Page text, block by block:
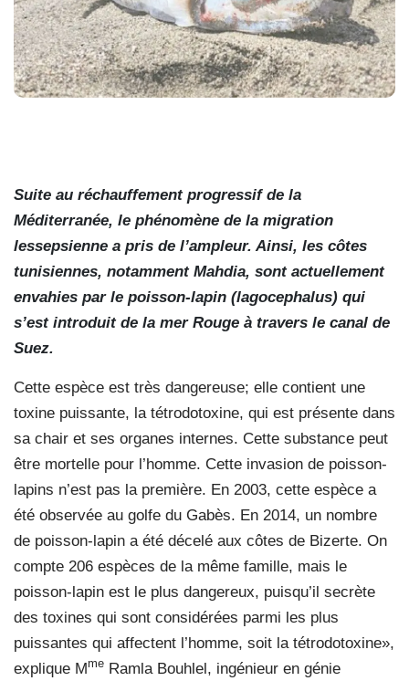
Suite au réchauffement progressif de la
Méditerranée, le phénomène de la migration
lessepsienne a pris de l’ampleur. Ainsi, les côtes
tunisiennes, notamment Mahdia, sont actuellement
envahies par le poisson-lapin (lagocephalus) qui
s’est introduit de la mer Rouge à travers le canal de
Suez.
Cette espèce est très dangereuse; elle contient une
toxine puissante, la tétrodotoxine, qui est présente dans
sa chair et ses organes internes. Cette substance peut
être mortelle pour l’homme. Cette invasion de poisson-
lapins n’est pas la première. En 2003, cette espèce a
été observée au golfe du Gabès. En 2014, un nombre
de poisson-lapin a été décelé aux côtes de Bizerte. On
compte 206 espèces de la même famille, mais le
poisson-lapin est le plus dangereux, puisqu’il secrète
des toxines qui sont considérées parmi les plus
puissantes qui affectent l’homme, soit la tétrodotoxine»,
explique Mme Ramla Bouhlel, ingénieur en génie